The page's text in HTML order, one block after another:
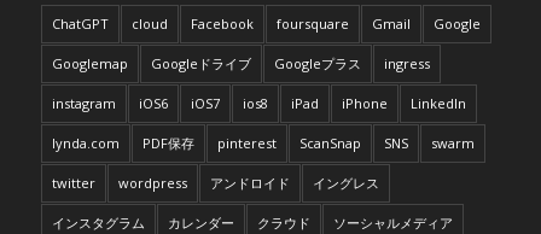
ChatGPT cloud Facebook foursquare Gmail Google
Googlemap Googleドライブ Googleプラス ingress
instagram iOS6 iOS7 ios8 iPad iPhone LinkedIn
lynda.com PDF保存 pinterest ScanSnap SNS swarm
twitter wordpress アンドロイド イングレス
インスタグラム カレンダー クラウド ソーシャルメディア